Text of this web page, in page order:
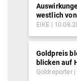
westlich
EIKE
Goldpreis
blicken auf
Goldreporter